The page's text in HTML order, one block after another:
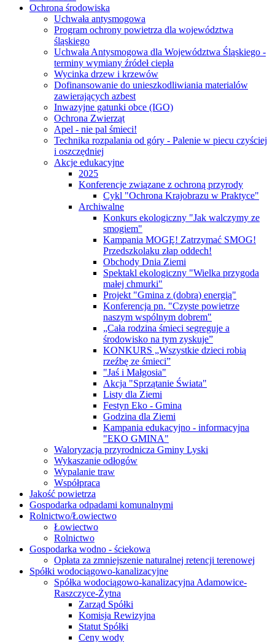
Ochrona środowiska
Uchwała antysmogowa
Program ochrony powietrza dla województwa
śląskiego
Uchwała Antysmogowa dla Województwa Śląskiego -
terminy wymiany źródeł ciepła
Wycinka drzew i krzewów
Dofinansowanie do unieszkodliwiania materialów
zawierających azbest
Inwazyjne gatunki obce (IGO)
Ochrona Zwierząt
Apel - nie pal śmieci!
Technika rozpalania od góry - Palenie w piecu czyściej
i oszczędniej
Akcje edukacyjne
2025
Konferencje związane z ochroną przyrody
Cykl "Ochrona Krajobrazu w Praktyce"
Archiwalne
Konkurs ekologiczny "Jak walczymy ze
smogiem"
Kampania MOGĘ! Zatrzymać SMOG!
Przedszkolaku złap oddech!
Obchody Dnia Ziemi
Spektakl ekologiczny "Wielka przygoda
małej chmurki"
Projekt "Gmina z (dobrą) energią"
Konferencja pn. "Czyste powietrze
naszym wspólnym dobrem"
„Cała rodzina śmieci segreguje a
środowisko na tym zyskuje”
KONKURS „Wszystkie dzieci robią
rzeźbę ze śmieci”
"Jaś i Małgosia"
Akcja "Sprzątanie Świata"
Listy dla Ziemi
Festyn Eko - Gmina
Godzina dla Ziemi
Kampania edukacyjno - informacyjna
"EKO GMINA"
Waloryzacja przyrodnicza Gminy Lyski
Wykaszanie odłogów
Wypalanie traw
Współpraca
Jakość powietrza
Gospodarka odpadami komunalnymi
Rolnictwo/Łowiectwo
Łowiectwo
Rolnictwo
Gospodarka wodno - ściekowa
Opłata za zmniejszenie naturalnej retencji terenowej
Spółki wodociągowo-kanalizacyjne
Spółka wodociągowo-kanalizacyjna Adamowice-
Raszczyce-Żytna
Zarząd Spółki
Komisja Rewizyjna
Statut Spółki
Ceny wody